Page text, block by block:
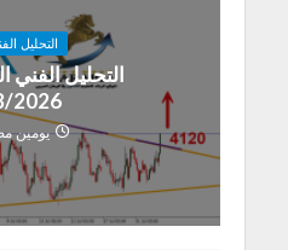
التحليل
التحليل الفني
2026
يومين